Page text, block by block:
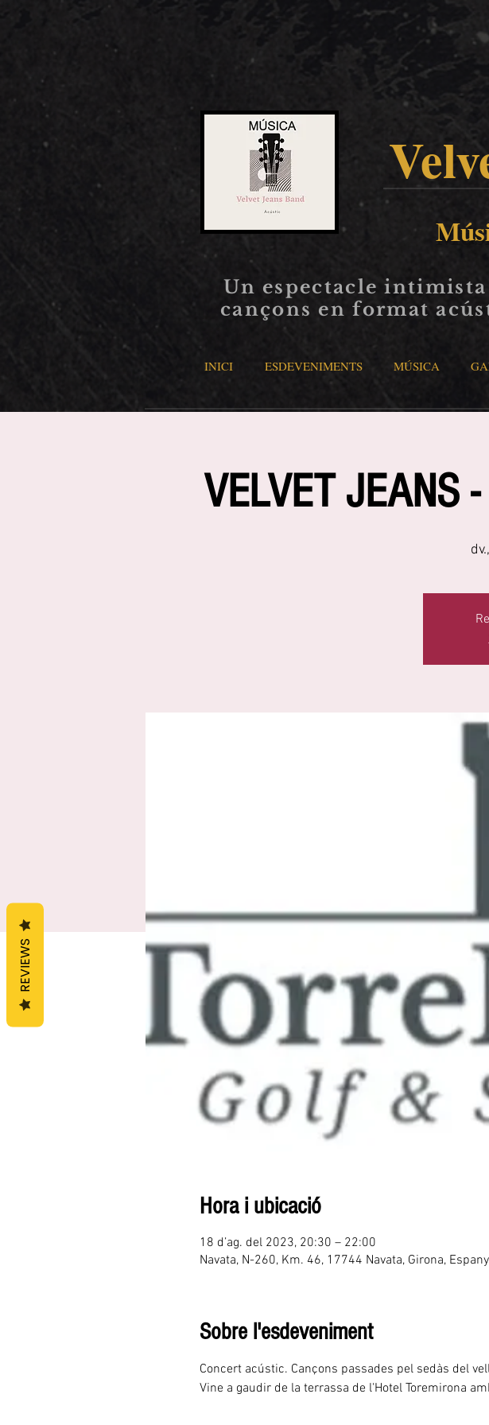
Un espectacle
cançons en format
INICI ESDEVENIMENTS MÚSICA
VELVET JEANS
Hora i ubicació
18 d’ag. del 2023, 20:30 – 22:00
Navata, N-260, Km. 46, 17744 Navata, Girona,
Sobre l'esdeveniment
Concert acústic. Cançons passades pel sedàs del
Vine a gaudir de la terrassa de l'Hotel Toremirona
REVIEWS